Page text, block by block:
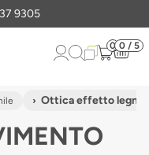
gratuiti
0 0 / 5
Ottica effetto legno